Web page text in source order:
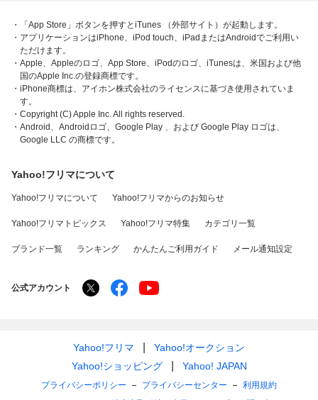
・「App Store」ボタンを押すとiTunes （外部サイト）が起動します。
・アプリケーションはiPhone、iPod touch、iPadまたはAndroidでご利用い
ただけます。
・Apple、Appleのロゴ、App Store、iPodのロゴ、iTunesは、米国および他
国のApple Inc.の登録商標です。
・iPhone商標は、アイホン株式会社のライセンスに基づき使用されていま
す。
・Copyright (C) Apple Inc. All rights reserved.
・Android、Androidロゴ、Google Play 、および Google Play ロゴは、
Google LLC の商標です。
Yahoo!フリマについて
Yahoo!フリマについて Yahoo!フリマからのお知らせ
Yahoo!フリマトピックス Yahoo!フリマ特集 カテゴリ一覧
ブランド一覧 ランキング かんたんご利用ガイド メール通知設定
公式アカウント
Yahoo!フリマ
Yahoo!オークション
Yahoo!ショッピング
Yahoo! JAPAN
プライバシーポリシー プライバシーセンター
利用規約